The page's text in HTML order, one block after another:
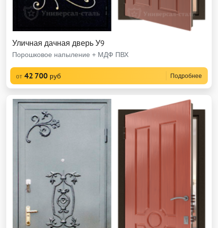
Уличная дачная дверь У9
Порошковое напыление + МДФ ПВХ
от 42 700 руб Подробнее